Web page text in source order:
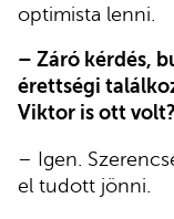
optimista lenni.
– Záró kérdés,
érettségi
Viktor is ott volt?
– Igen.
el tudott jönni.